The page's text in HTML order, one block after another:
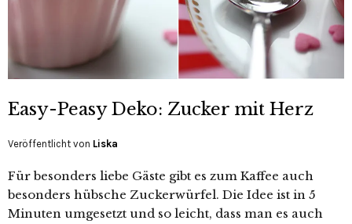
Easy-Peasy Deko: Zucker mit Herz
Veröffentlicht von Liska
Für besonders liebe Gäste gibt es zum Kaffee auch
besonders hübsche Zuckerwürfel. Die Idee ist in 5
Minuten umgesetzt und so leicht, dass man es auch